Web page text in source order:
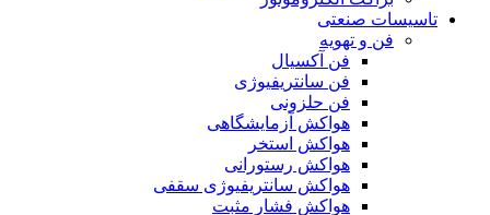
تاسیسات صنعتی
فن و تهویه
فن آکسیال
فن سانتریفیوژی
فن حلزونی
هواکش آزمایشگاهی
هواکش استخر
هواکش رستورانی
هواکش سانتریفیوژی سقفی
هواکش فشار مثبت